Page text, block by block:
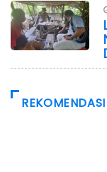
REKOMENDASI